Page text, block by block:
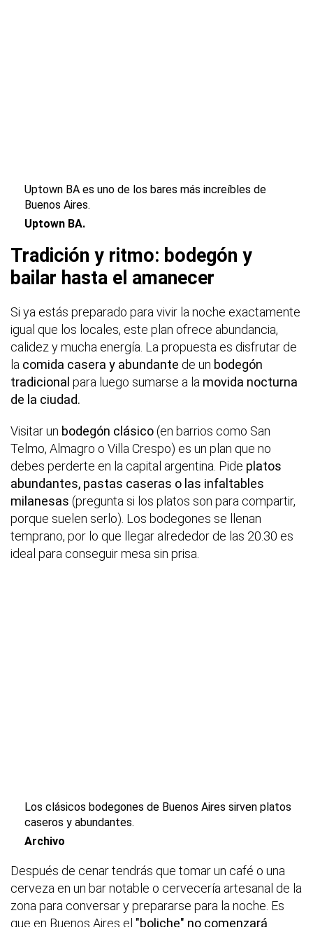
Uptown BA es uno de los bares más increíbles de
Buenos Aires.
Uptown BA.
Tradición y ritmo: bodegón y
bailar hasta el amanecer
Si ya estás preparado para vivir la noche exactamente
igual que los locales, este plan ofrece abundancia,
calidez y mucha energía. La propuesta es disfrutar de
la comida casera y abundante de un bodegón
tradicional para luego sumarse a la movida nocturna
de la ciudad.
Visitar un bodegón clásico (en barrios como San
Telmo, Almagro o Villa Crespo) es un plan que no
debes perderte en la capital argentina. Pide platos
abundantes, pastas caseras o las infaltables
milanesas (pregunta si los platos son para compartir,
porque suelen serlo). Los bodegones se llenan
temprano, por lo que llegar alrededor de las 20.30 es
ideal para conseguir mesa sin prisa.
Los clásicos bodegones de Buenos Aires sirven platos
caseros y abundantes.
Archivo
Después de cenar tendrás que tomar un café o una
cerveza en un bar notable o cervecería artesanal de la
zona para conversar y prepararse para la noche. Es
que en Buenos Aires el "boliche" no comenzará